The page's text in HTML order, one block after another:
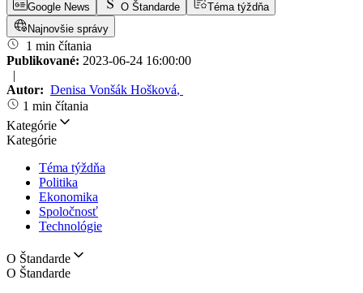
Google News O Štandarde
Téma týždňa
Najnovšie správy
1 min čítania
Publikované: 2023-06-24 16:00:00
|
Autor: Denisa Vonšák Hošková,
1 min čítania
Kategórie
Kategórie
Téma týždňa
Politika
Ekonomika
Spoločnosť
Technológie
O Štandarde
O Štandarde